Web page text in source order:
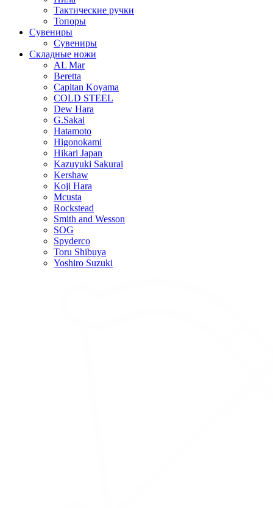
Тактические ручки
Топоры
Сувениры
Сувениры
Складные ножи
AL Mar
Beretta
Capitan Koyama
COLD STEEL
Dew Hara
G.Sakai
Hatamoto
Higonokami
Hikari Japan
Kazuyuki Sakurai
Kershaw
Koji Hara
Mcusta
Rockstead
Smith and Wesson
SOG
Spyderco
Toru Shibuya
Yoshiro Suzuki